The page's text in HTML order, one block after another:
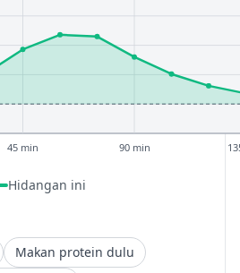
45 min 90 min
Hidangan ini
Makan protein dulu